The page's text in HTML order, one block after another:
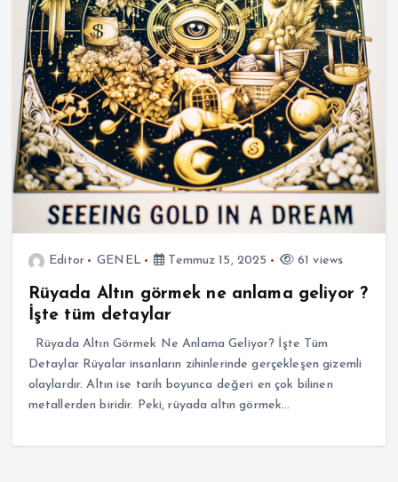
Editor GENEL Temmuz 15, 2025 61 views
Rüyada Altın görmek ne anlama geliyor ?
İşte tüm detaylar
Rüyada Altın Görmek Ne Anlama Geliyor? İşte Tüm
Detaylar Rüyalar insanların zihinlerinde gerçekleşen gizemli
olaylardır. Altın ise tarih boyunca değeri en çok bilinen
metallerden biridir. Peki, rüyada altın görmek…